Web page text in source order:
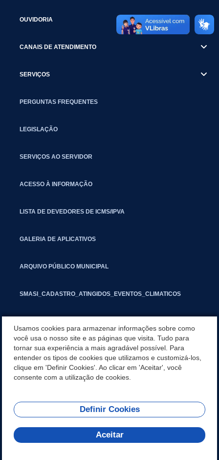
OUVIDORIA
CANAIS DE ATENDIMENTO
SERVIÇOS
PERGUNTAS FREQUENTES
LEGISLAÇÃO
SERVIÇOS AO SERVIDOR
ACESSO À INFORMAÇÃO
LISTA DE DEVEDORES DE ICMS/IPVA
GALERIA DE APLICATIVOS
ARQUIVO PÚBLICO MUNICIPAL
SMASI_CADASTRO_ATINGIDOS_EVENTOS_CLIMATICOS
INFORMATIVO PIT
SEGUNDA VIA IPTU
REDES SOCIAIS
Usamos cookies para armazenar informações sobre como
você usa o nosso site e as páginas que visita. Tudo para
tornar sua experiência a mais agradável possível. Para
entender os tipos de cookies que utilizamos e customizá-los,
clique em 'Definir Cookies'. Ao clicar em 'Aceitar', você
consente com a utilização de cookies.
Definir Cookies
Aceitar